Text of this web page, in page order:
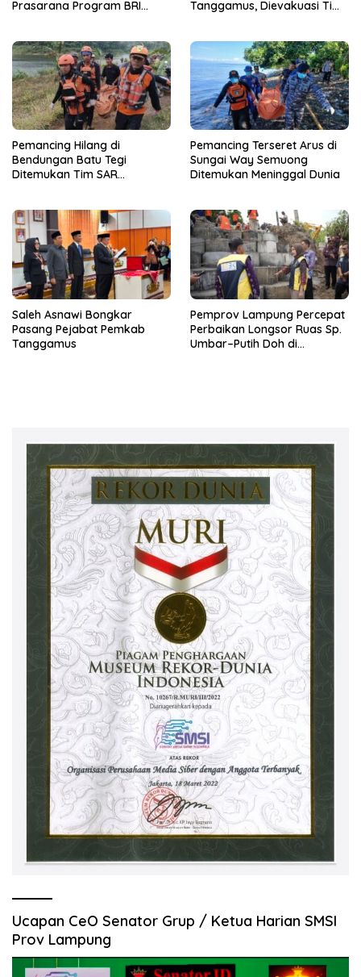
Prasarana Program BRI
LAZDAI
Tanggamus, Dievakuasi Tim
Pemancing Hilang di
Bendungan Batu Tegi
Ditemukan Tim SAR
Pemancing Terseret Arus di
Sungai Way Semuong
Ditemukan Meninggal Dunia
Saleh Asnawi Bongkar
Pasang Pejabat Pemkab
Tanggamus
Pemprov Lampung Percepat
Perbaikan Longsor Ruas Sp.
Umbar–Putih Doh di
Ucapan CeO Senator Grup / Ketua Harian SMSI
Prov Lampung